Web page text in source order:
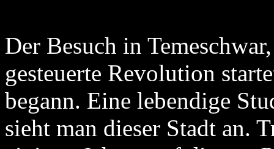
Der Besuch in
gesteuerte Revolution
begann. Eine lebendige
sieht man dieser Stadt an.